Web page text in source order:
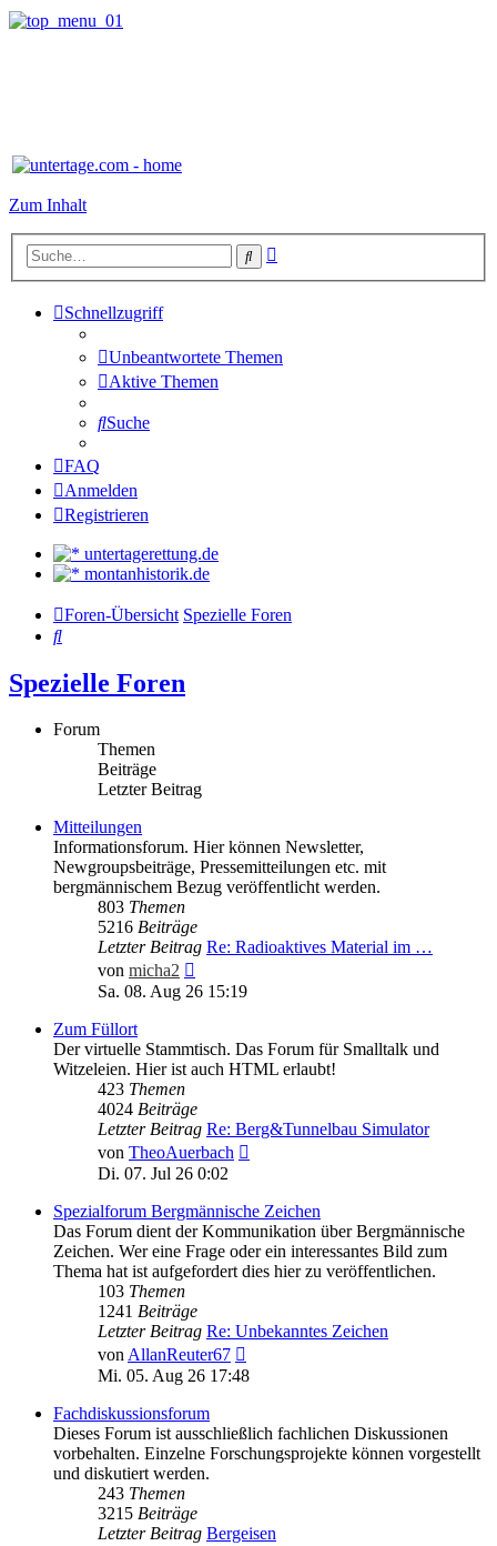
Zum Inhalt
Suche
Schnellzugriff
Unbeantwortete Themen
Aktive Themen
Suche
FAQ
Anmelden
Registrieren
untertagerettung.de
montanhistorik.de
Foren-Übersicht Spezielle Foren
Suche
Spezielle Foren
Forum
Themen
Beiträge
Letzter Beitrag
Mitteilungen
Informationsforum. Hier können Newsletter,
Newgroupsbeiträge, Pressemitteilungen etc. mit
bergmännischem Bezug veröffentlicht werden.
803 Themen
5216 Beiträge
Letzter Beitrag Re: Radioaktives Material im …
von micha2
Beitrag
Sa. 08. Aug 26 15:19
Zum Füllort
Der virtuelle Stammtisch. Das Forum für Smalltalk und
Witzeleien. Hier ist auch HTML erlaubt!
423 Themen
4024 Beiträge
Letzter Beitrag Re: Berg&Tunnelbau Simulator
von TheoAuerbach
Di. 07. Jul 26 0:02
Spezialforum Bergmännische Zeichen
Das Forum dient der Kommunikation über Bergmännische
Zeichen. Wer eine Frage oder ein interessantes Bild zum
Thema hat ist aufgefordert dies hier zu veröffentlichen.
103 Themen
1241 Beiträge
Letzter Beitrag Re: Unbekanntes Zeichen
vonAllanReuter67
Beitrag
Mi. 05. Aug 26 17:48
Fachdiskussionsforum
Dieses Forum ist ausschließlich fachlichen Diskussionen
vorbehalten. Einzelne Forschungsprojekte können vorgestellt
und diskutiert werden.
243 Themen
3215 Beiträge
Letzter Beitrag Bergeisen